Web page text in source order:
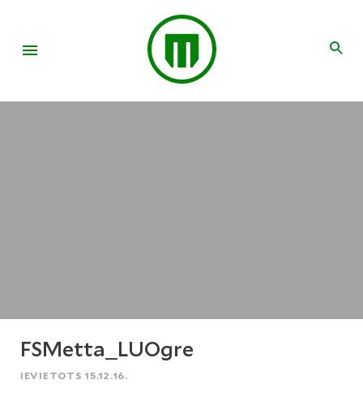
FSMetta_LUOgre
IEVIETOTS 15.12.16.